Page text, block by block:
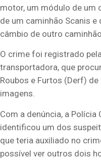
motor, um módulo de um
de um caminhão Scanis
câmbio de outro
O crime foi registrado
transportadora, que
Roubos e Furtos (Derf)
imagens.
Com a denúncia, a
identificou um dos
que teria auxiliado no
possível ver outros dois